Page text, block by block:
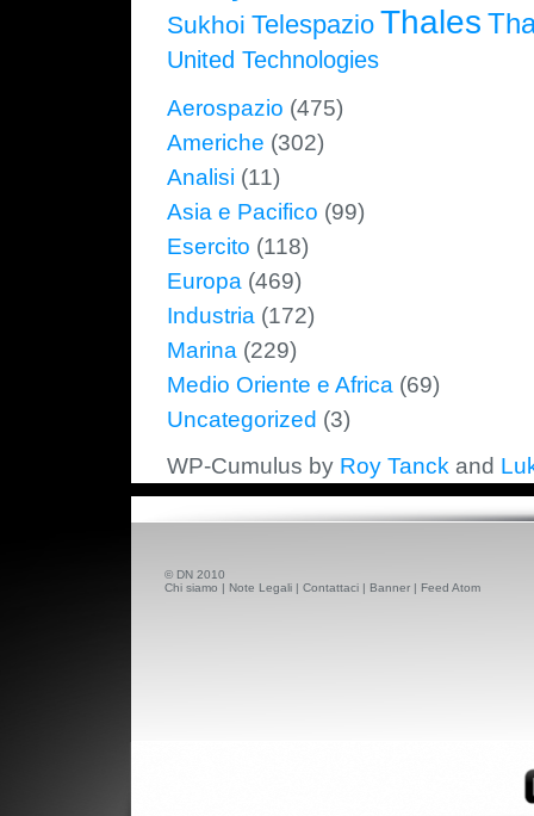
Sukhoi Telespazio Thales
United Technologies
Aerospazio (475)
Americhe (302)
Analisi (11)
Asia e Pacifico (99)
Esercito (118)
Europa (469)
Industria (172)
Marina (229)
Medio Oriente e Africa (69)
Uncategorized (3)
WP-Cumulus by Roy Tanck and
© DN 2010
Chi siamo | Note Legali | Contattaci | Banner | Feed Atom